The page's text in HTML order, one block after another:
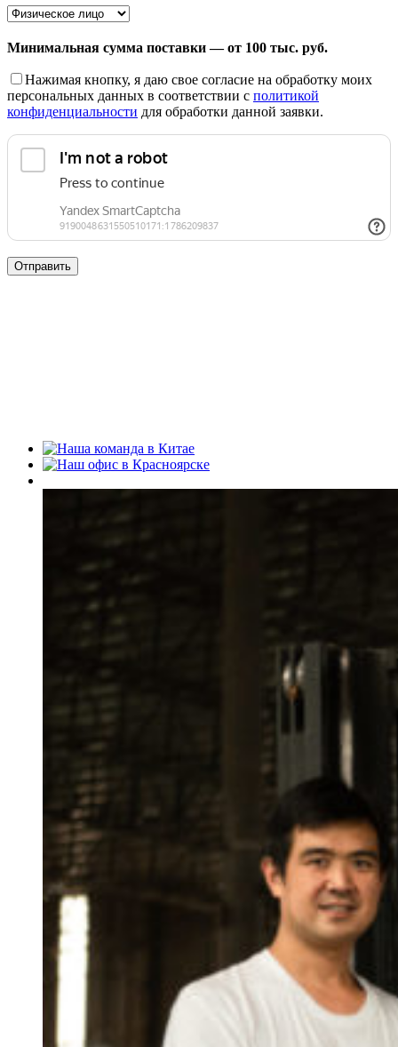
Минимальная сумма поставки — от 100 тыс. руб.
Нажимая кнопку, я даю свое согласие на обработку моих
персональных данных в соответствии с политикой
конфиденциальности для обработки данной заявки.